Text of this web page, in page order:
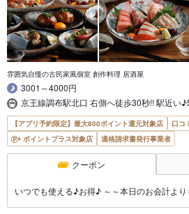
雰囲気自慢の古民家風個室 創作料理 居酒屋
3001～4000円
京王線調布駅北口 右側へ徒歩30秒!! 駅近い
【アプリ予約限定】最大800ポイント還元対象店
口コ
ポイントプラス対象店
適格請求書発行事業者
クーポン
いつでも使える♪お得♪ ～～本日のお会計よ